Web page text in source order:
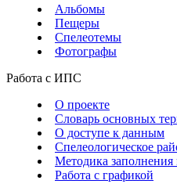
Альбомы
Пещеры
Спелеотемы
Фотографы
Работа с ИПС
О проекте
Словарь основных
О доступе к данным
Спелеологическое
Методика
Работа с графикой